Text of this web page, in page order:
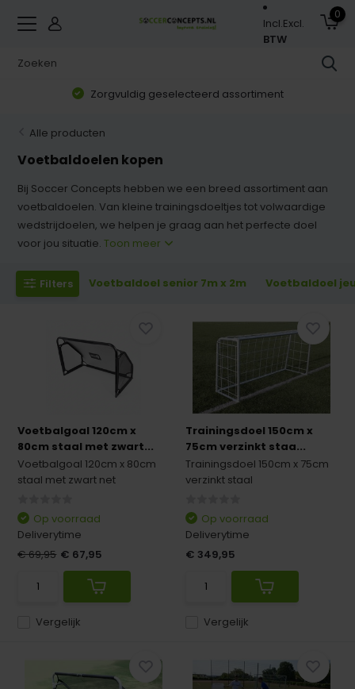
Incl.Excl.
BTW
0
Zorgvuldig geselecteerd assortiment
Alle producten
Voetbaldoelen kopen
Bij Soccer Concepts hebben we een breed assortiment aan
voetbaldoelen. Van kleine trainingsdoeltjes tot volwaardige
wedstrijdoelen, we helpen je graag aan het perfecte doel
voor jou situatie.Toon meer
Filters Voetbaldoel senior 7m x 2m Voetbaldoel
Voetbalgoal 120cm x
80cm staal met zwart...
Voetbalgoal 120cm x 80cm
staal met zwart net
Vergelijk
Op voorraad
Deliverytime
€ 69,95 € 67,95
Trainingsdoel 150cm x
75cm verzinkt staa...
Trainingsdoel 150cm x 75cm
verzinkt staal
Vergelijk
Op voorraad
Deliverytime
€ 349,95